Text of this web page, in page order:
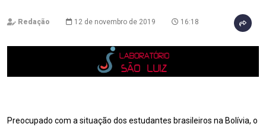
Redação 12 de novembro de 2019 16:18
Preocupado com a situação dos estudantes brasileiros na Bolívia, o